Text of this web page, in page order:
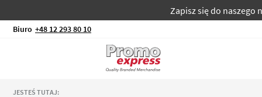
Zapisz się do naszego
Biuro +48 12 293 80 10
JESTEŚ TUTAJ: